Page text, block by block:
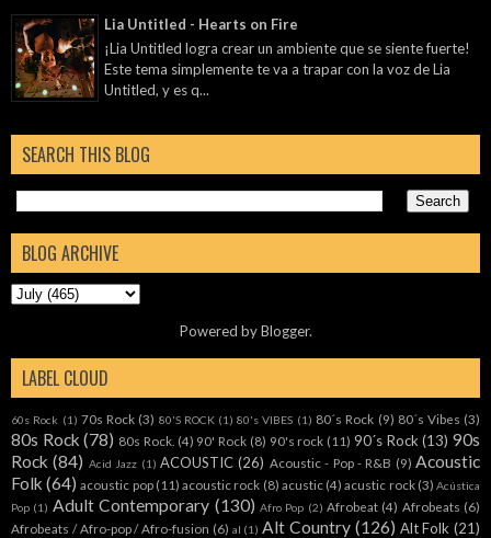
Lia Untitled - Hearts on Fire
¡Lia Untitled logra crear un ambiente que se siente fuerte!
Este tema simplemente te va a trapar con la voz de Lia
Untitled, y es q...
SEARCH THIS BLOG
BLOG ARCHIVE
Powered byBlogger.
LABEL CLOUD
60s Rock (1) 70s Rock (3) 80'S ROCK (1) 80's VIBES (1) 80´s Rock (9) 80´s Vibes (3)
80s Rock (78) 80s Rock. (4) 90' Rock (8) 90's rock (11) 90´s Rock (13) 90s
Rock (84) Acid Jazz (1) ACOUSTIC (26) Acoustic - Pop - R&B (9) Acoustic
Folk (64) acoustic pop (11) acoustic rock (8) acustic (4) acustic rock (3) Acústica
Pop (1) Adult Contemporary (130) Afro Pop (2) Afrobeat (4) Afrobeats (6)
Afrobeats / Afro-pop / Afro-fusion (6) al (1) Alt Country (126) Alt Folk (21)